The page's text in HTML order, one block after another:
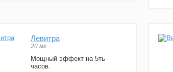
Левитра
20 мг
Мощный эффект на 5ть
часов.